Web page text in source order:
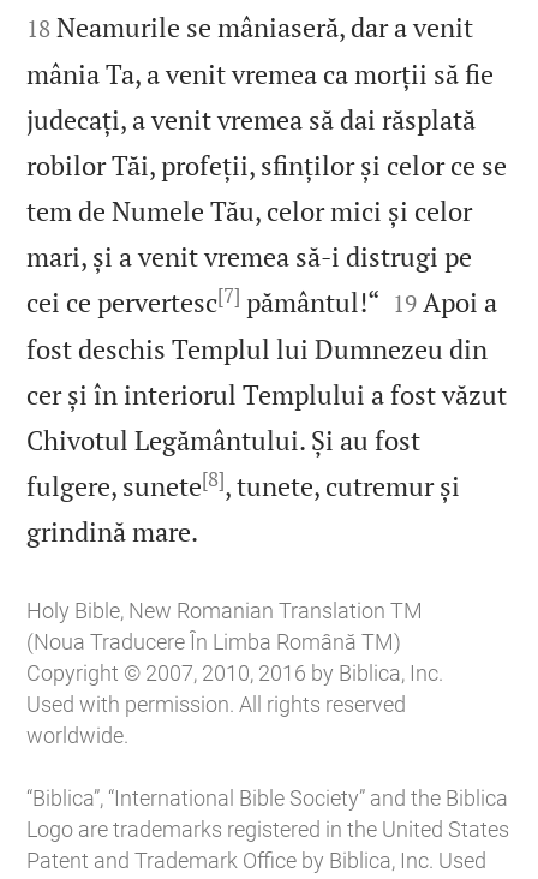
18 Neamurile se mâniaseră, dar a venit
mânia Ta, a venit vremea ca morții să fie
judecați, a venit vremea să dai răsplată
robilor Tăi, profeții, sfinților și celor ce se
tem de Numele Tău, celor mici și celor
mari, și a venit vremea să‑i distrugi pe
cei ce pervertesc[7] pământul!“ 

19 Apoi a
fost deschis Templul lui Dumnezeu din
cer și în interiorul Templului a fost văzut
Chivotul Legământului. Și au fost
fulgere, sunete[8], tunete, cutremur și
grindină mare.
Holy Bible, New Romanian Translation TM
(Noua Traducere În Limba Română TM)
Copyright © 2007, 2010, 2016 by Biblica, Inc.
Used with permission. All rights reserved
worldwide.
“Biblica”, “International Bible Society” and the Biblica
Logo are trademarks registered in the United States
Patent and Trademark Office by Biblica, Inc. Used